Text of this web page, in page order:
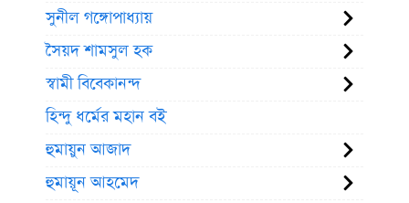
সুনীল গঙ্গোপাধ্যায়
সৈয়দ শামসুল হক
স্বামী বিবেকানন্দ
হিন্দু ধর্মের মহান বই
হুমায়ুন আজাদ
হুমায়ূন আহমেদ